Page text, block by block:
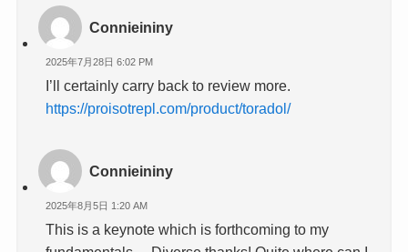
Connieininy
2025年7月28日 6:02 PM
I’ll certainly carry back to review more.
https://proisotrepl.com/product/toradol/
Connieininy
2025年8月5日 1:20 AM
This is a keynote which is forthcoming to my